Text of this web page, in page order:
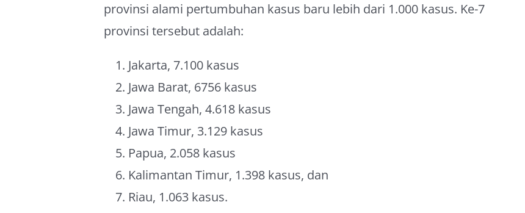
provinsi alami pertumbuhan kasus baru lebih dari 1.000 kasus. Ke-7
provinsi tersebut adalah:
Jakarta, 7.100 kasus
Jawa Barat, 6756 kasus
Jawa Tengah, 4.618 kasus
Jawa Timur, 3.129 kasus
Papua, 2.058 kasus
Kalimantan Timur, 1.398 kasus, dan
Riau, 1.063 kasus.